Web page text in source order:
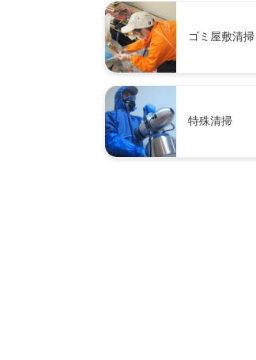
ゴミ屋敷清掃
特殊清掃